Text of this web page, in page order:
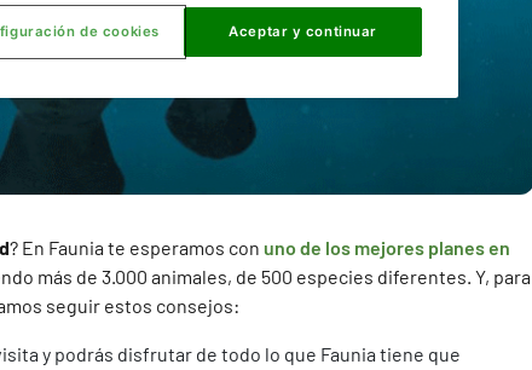
? En Faunia te esperamos con uno de los mejores planes en
más de 3.000 animales, de 500 especies diferentes. Y, para
seguir estos consejos:
y podrás disfrutar de todo lo que Faunia tiene que
Aceptar y continuar
de cookies